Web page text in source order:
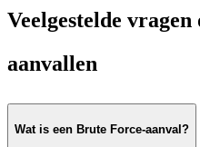
Veelgestelde
aanvallen
Wat is een Brute Force-aanval?